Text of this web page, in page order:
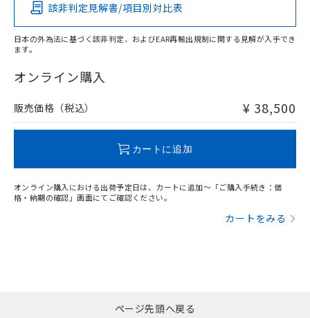
O
在庫等で未対応品が混在する可能性があります。
問い合わせください。
該非判定見解書/項目別対比表
日本の外為法に基づく該非判定、およびEAR再輸出規制に関する見解が入手でき
ます。
オンライン購入
販売価格（税込） ¥ 38,500
カートに追加
オンライン購入における出荷予定日は、カートに追加～「ご購入手続き：価
格・納期の確認」画面にてご確認ください。
カートをみる
ページ先頭へ戻る